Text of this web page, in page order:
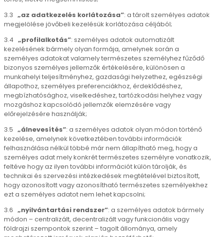
3.3 „az adatkezelés korlátozása”: a tárolt személyes adatok
megjelölése jövőbeli kezelésük korlátozása céljából;
3.4 „profilalkotás”: személyes adatok automatizált
kezelésének bármely olyan formája, amelynek során a
személyes adatokat valamely természetes személyhez fűződő
bizonyos személyes jellemzők értékelésére, különösen a
munkahelyi teljesítményhez, gazdasági helyzethez, egészségi
állapothoz, személyes preferenciákhoz, érdeklődéshez,
megbízhatósághoz, viselkedéshez, tartózkodási helyhez vagy
mozgáshoz kapcsolódó jellemzők elemzésére vagy
előrejelzésére használják;
3.5 „álnevesítés”: a személyes adatok olyan módon történő
kezelése, amelynek következtében további információk
felhasználása nélkül többé már nem állapítható meg, hogy a
személyes adat mely konkrét természetes személyre vonatkozik,
feltéve hogy az ilyen további információt külön tárolják, és
technikai és szervezési intézkedések megtételével biztosított,
hogy azonosított vagy azonosítható természetes személyekhez
ezt a személyes adatot nem lehet kapcsolni;
3.6 „nyilvántartási rendszer”: a személyes adatok bármely
módon – centralizált, decentralizált vagy funkcionális vagy
földrajzi szempontok szerint – tagolt állománya, amely